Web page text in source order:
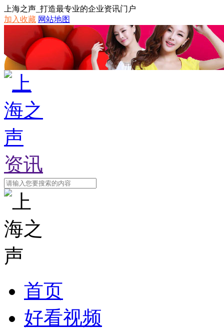
上海之声_打造最专业的企业资讯门户
加入收藏 网站地图
资讯
首页
好看视频